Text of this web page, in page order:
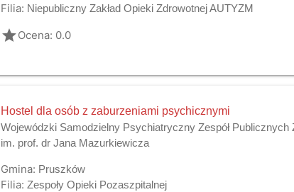
Filia: Niepubliczny Zakład Opieki Zdrowotnej AUTYZM
gradeOcena: 0.0
Hostel dla osób z zaburzeniami psychicznymi
Wojewódzki Samodzielny Psychiatryczny Zespół Publicznych
im. prof. dr Jana Mazurkiewicza
Gmina: Pruszków
Filia: Zespoły Opieki Pozaszpitalnej